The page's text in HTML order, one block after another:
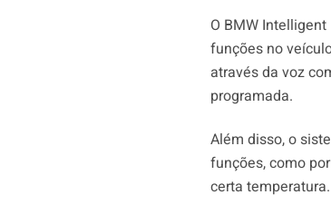
O BMW
funções no
através da voz
programada.
Além disso, o
funções, como
certa temperatura.